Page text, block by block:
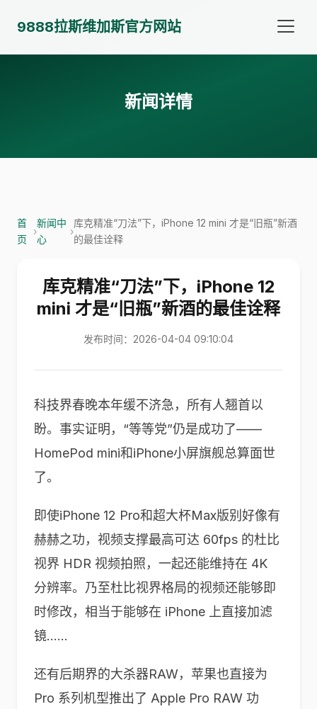
9888拉斯维加斯官方网站
新闻详情
首
页
›
新闻中
心
›
库克精准“刀法”下，iPhone 12 mini 才是“旧瓶”新酒
的最佳诠释
库克精准“刀法”下，iPhone 12
mini 才是“旧瓶”新酒的最佳诠释
发布时间：2026-04-04 09:10:04
科技界春晚本年缓不济急，所有人翘首以
盼。事实证明，“等等党”仍是成功了——
HomePod mini和iPhone小屏旗舰总算面世
了。
即使iPhone 12 Pro和超大杯Max版别好像有
赫赫之功，视频支撑最高可达 60fps 的杜比
视界 HDR 视频拍照，一起还能维持在 4K
分辨率。乃至杜比视界格局的视频还能够即
时修改，相当于能够在 iPhone 上直接加滤
镜……
还有后期界的大杀器RAW，苹果也直接为
Pro 系列机型推出了 Apple Pro RAW 功